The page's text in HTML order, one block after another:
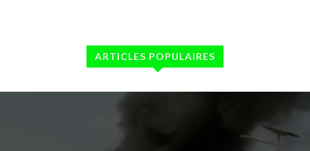
ARTICLES POPULAIRES